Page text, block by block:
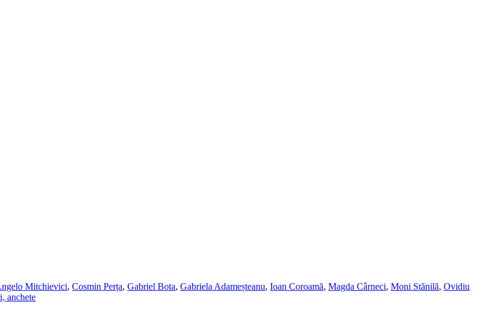
Mitchievici, Cosmin Perța, Gabriel Bota, Gabriela Adameșteanu, Ioan Coroamă, Magda Cârneci, Moni Stănilă, Ovidiu
anchete